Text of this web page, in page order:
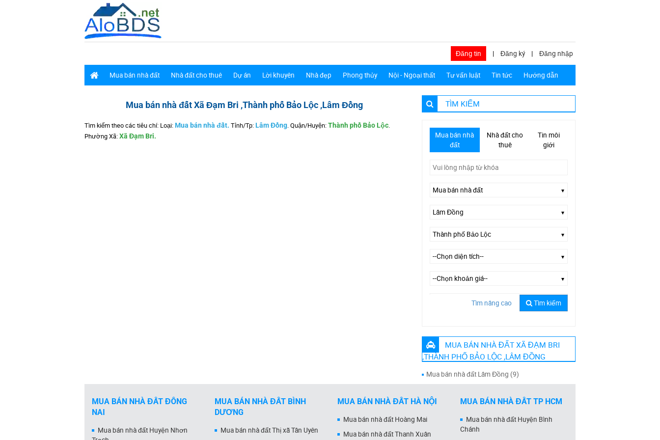
Đăng tin | Đăng ký | Đăng nhập
Mua bán nhà đất Nhà đất cho thuê Dự án Lời khuyên Nhà đẹp Phong thủy Nội - Ngoại thất Tư vấn luật Tin tức Hướng dẫn
Mua bán nhà đất Xã Đạm Bri ,Thành phố Bảo Lộc ,Lâm Đồng
Tìm kiếm theo các tiêu chí: Loại: Mua bán nhà đất. Tỉnh/Tp: Lâm Đồng.Quận/Huyện:Thành phố Bảo Lộc.
Phường Xã:Xã Đạm Bri.
TÌM KIẾM
Mua bán nhà
đất
Nhà đất cho
thuê
Tin môi
giới
Tìm nâng cao Tìm kiếm
MUA BÁN NHÀ ĐẤT XÃ ĐẠM BRI
,THÀNH PHỐ BẢO LỘC ,LÂM ĐỒNG
Mua bán nhà đất Lâm Đồng (9)
MUA BÁN NHÀ ĐẤT ĐỒNG
NAI
Mua bán nhà đất Huyện Nhơn
MUA BÁN NHÀ ĐẤT BÌNH
DƯƠNG
Mua bán nhà đất Thị xã Tân Uyên
MUA BÁN NHÀ ĐẤT HÀ NỘI
Mua bán nhà đất Hoàng Mai
Mua bán nhà đất Thanh Xuân
MUA BÁN NHÀ ĐẤT TP HCM
Mua bán nhà đất Huyện Bình
Chánh